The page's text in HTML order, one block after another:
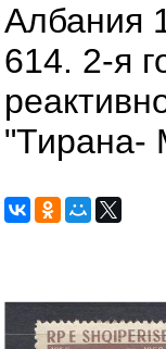
Албания
614. 2-я
"Тирана-